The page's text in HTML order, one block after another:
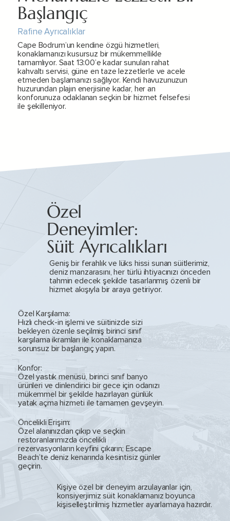
Rafine Ayrıcalıklar
Başlangıç
Cape Bodrum’un kendine özgü hizmetleri,
konaklamanızı kusursuz bir mükemmellikle
tamamlıyor. Saat 13:00’e kadar sunulan rahat
kahvaltı servisi, güne en taze lezzetlerle ve acele
etmeden başlamanızı sağlıyor. Kendi havuzunuzun
huzurundan plajın enerjisine kadar, her an
konforunuza odaklanan seçkin bir hizmet felsefesi
ile şekilleniyor.
Özel Karşılama:
Hızlı check-in işlemi ve süitinizde sizi
bekleyen özenle seçilmiş birinci sınıf
karşılama ikramları ile konaklamanıza
sorunsuz bir başlangıç yapın.
Konfor:
Özel yastık menüsü, birinci sınıf banyo
ürünleri ve dinlendirici bir gece için odanızı
mükemmel bir şekilde hazırlayan günlük
yatak açma hizmeti ile tamamen gevşeyin.
Öncelikli Erişim:
Özel alanınızdan çıkıp ve seçkin
restoranlarımızda öncelikli
rezervasyonların keyfini çıkarın; Escape
Beach’te deniz kenarında kesintisiz günler
geçirin.
Özel
Deneyimler:
Süit Ayrıcalıkları
Geniş bir ferahlık ve lüks hissi sunan süitlerimiz,
deniz manzarasını, her türlü ihtiyacınızı önceden
tahmin edecek şekilde tasarlanmış özenli bir
hizmet akışıyla bir araya getiriyor.
Kişiye özel bir deneyim arzulayanlar için,
konsiyerjimiz süit konaklamanız boyunca
kişiselleştirilmiş hizmetler ayarlamaya hazırdır.